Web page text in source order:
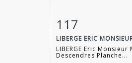
Fiche détaillée
117
LIBERGE ERIC
LIBERGE Eric Monsieur
Descendres Planche...